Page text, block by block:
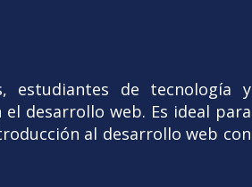
estudiantes de tecnología y
desarrollo web. Es ideal para
al desarrollo web con